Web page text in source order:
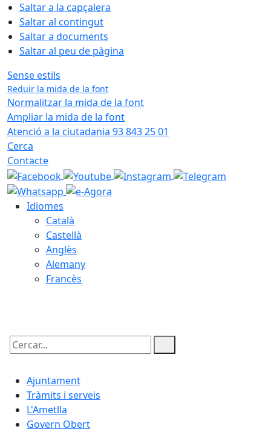
Saltar a la capçalera
Saltar al contingut
Saltar a documents
Saltar al peu de pàgina
Sense estils
Reduir la mida de la font
Normalitzar la mida de la font
Ampliar la mida de la font
Atenció a la ciutadania 93 843 25 01
Cerca
Contacte
Idiomes
Català
Castellà
Anglès
Alemany
Francès
Cercar:
Ajuntament
Tràmits i serveis
L'Ametlla
Govern Obert